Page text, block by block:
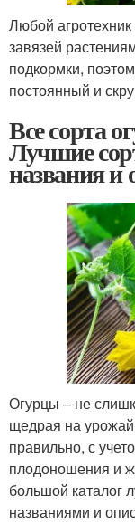
Любой
завязей
подкормки,
постоянный и
Все сорта
Лучшие
названия и
Огурцы – не
щедрая на
правильно, с
плодоношения и
большой каталог
названиями и